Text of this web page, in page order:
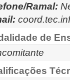
Ramal:
de